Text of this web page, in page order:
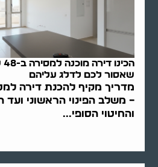
שאסור לכם לדלג עליהם
– משלב הפינוי הראשוני ועד
והחיטוי הסופי...